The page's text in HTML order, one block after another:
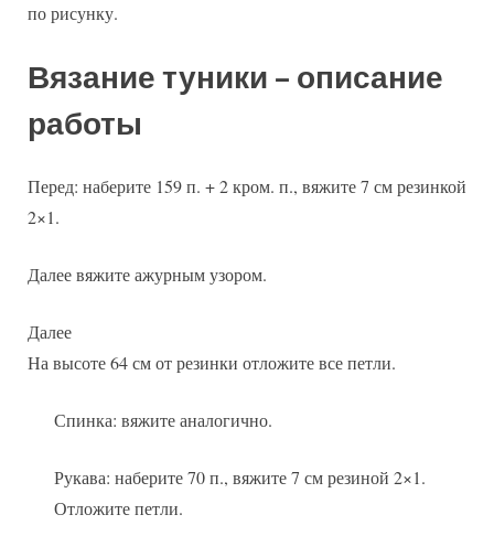
по рисунку.
Вязание туники – описание
работы
Перед: наберите 159 п. + 2 кром. п., вяжите 7 см резинкой
2×1.
Далее вяжите ажурным узором.
Далее
На высоте 64 см от резинки отложите все петли.
Спинка: вяжите аналогично.
Рукава: наберите 70 п., вяжите 7 см резиной 2×1.
Отложите петли.